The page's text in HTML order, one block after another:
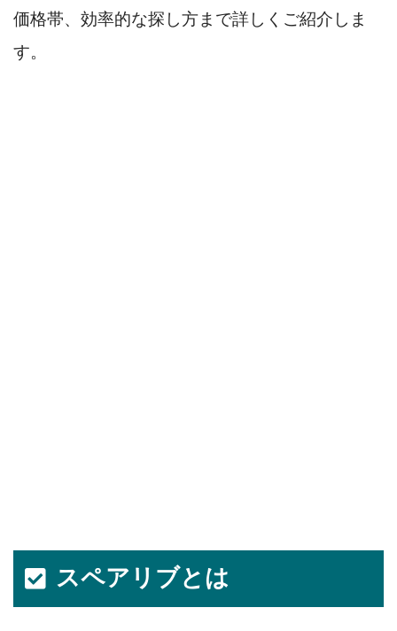
価格帯、効率的な探し方まで詳しくご紹介しま
す。
スペアリブとは